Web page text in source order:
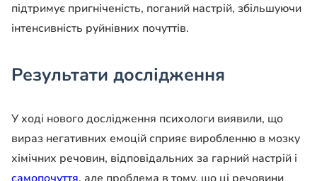
підтримує пригніченість, поганий настрій, збільшуючи
інтенсивність руйнівних почуттів.
Результати дослідження
У ході нового дослідження психологи виявили, що
вираз негативних емоцій сприяє виробленню в мозку
хімічних речовин, відповідальних за гарний настрій і